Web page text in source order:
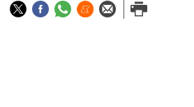
TwitterFacebook
Whatsapp
Menéame
Enviar porImprimir